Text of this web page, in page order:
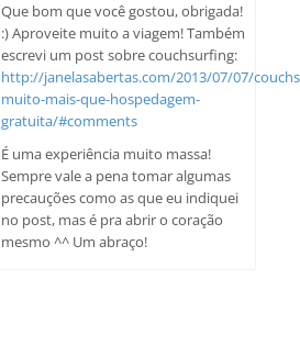
Que bom que você gostou, obrigada!
:) Aproveite muito a viagem! Também
escrevi um post sobre couchsurfing:
http://janelasabertas.com/2013/07/07/
muito-mais-que-hospedagem-
gratuita/#comments
É uma experiência muito massa!
Sempre vale a pena tomar algumas
precauções como as que eu indiquei
no post, mas é pra abrir o coração
mesmo ^^ Um abraço!